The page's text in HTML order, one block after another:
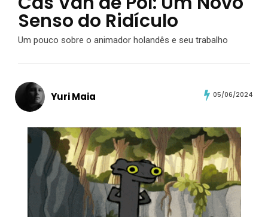
Senso do Ridículo
Um pouco sobre o animador holandês e seu trabalho
Yuri Maia 05/06/2024